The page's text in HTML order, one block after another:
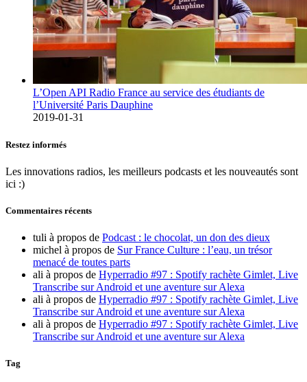
L’Open API Radio France au service des étudiants de
l’Université Paris Dauphine
2019-01-31
Restez informés
Les innovations radios, les meilleurs podcasts et les nouveautés sont
ici :)
Commentaires récents
tuli à propos de Podcast : le chocolat, un don des dieux
michel à propos de Sur France Culture : l’eau, un trésor
menacé de toutes parts
ali à propos de Hyperradio #97 : Spotify rachète Gimlet, Live
Transcribe sur Android et une aventure sur Alexa
ali à propos de Hyperradio #97 : Spotify rachète Gimlet, Live
Transcribe sur Android et une aventure sur Alexa
ali à propos de Hyperradio #97 : Spotify rachète Gimlet, Live
Transcribe sur Android et une aventure sur Alexa
Tag